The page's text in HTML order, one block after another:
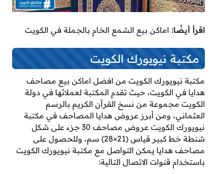
اقرأ أيضًا: اماكن بيع الشمع الخام بالجملة في الكويت
مكتبة نيويورك الكويت
مكتبة نيويورك الكويت من افضل اماكن بيع مصاحف
هدايا في الكويت، حيث تقدم المكتبة لعملائها في دولة
الكويت مجموعة من نسخ القرآن الكريم بالرسم
العثماني، ومن أبرز عروض هدايا المصاحف في مكتبة
نيويورك الكويت عروض مصاحف 30 جزء على شكل
شنطة خط كبير قياس (21×28) سم، وللحصول على
مصاحف هدايا يمكن التواصل مع مكتبة نيويورك الكويت
باستخدام قنوات الاتصال التالية: